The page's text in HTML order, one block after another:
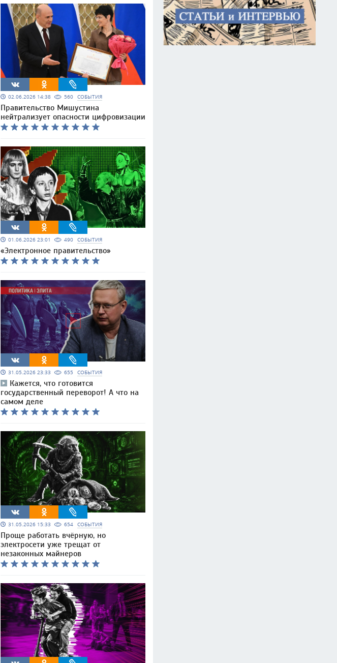
02.06.2026 14:38 560 СОБЫТИЯ
Правительство Мишустина
нейтрализует опасности цифровизации
01.06.2026 23:01 490 СОБЫТИЯ
«Электронное правительство»
31.05.2026 23:33 655 СОБЫТИЯ
Кажется, что готовится
государственный переворот! А что на
самом деле
31.05.2026 15:33 654 СОБЫТИЯ
Проще работать вчёрную, но
электросети уже трещат от
незаконных майнеров